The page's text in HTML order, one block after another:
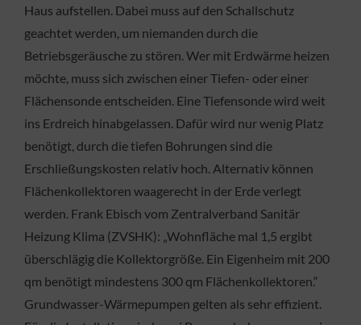
Haus aufstellen. Dabei muss auf den Schallschutz
geachtet werden, um niemanden durch die
Betriebsgeräusche zu stören. Wer mit Erdwärme heizen
möchte, muss sich zwischen einer Tiefen- oder einer
Flächensonde entscheiden. Eine Tiefensonde wird weit
ins Erdreich hinabgelassen. Dafür wird nur wenig Platz
benötigt, durch die tiefen Bohrungen sind die
Erschließungskosten relativ hoch. Alternativ können
Flächenkollektoren waagerecht in der Erde verlegt
werden. Frank Ebisch vom Zentralverband Sanitär
Heizung Klima (ZVSHK): „Wohnfläche mal 1,5 ergibt
überschlägig die Kollektorgröße. Ein Eigenheim mit 200
qm benötigt mindestens 300 qm Flächenkollektoren.“
Grundwasser-Wärmepumpen gelten als sehr effizient.